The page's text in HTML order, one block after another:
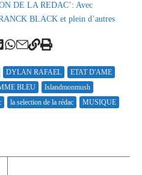
DE LA REDAC’: Avec
BLACK et plein d’autres
DYLAN RAFAEL
ETAT D'AME
BLEU
Islandmonmush
la selection de la rédac
MUSIQUE